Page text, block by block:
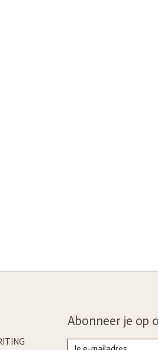
Abonneer je op